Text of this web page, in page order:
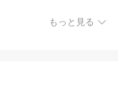
もっと見る